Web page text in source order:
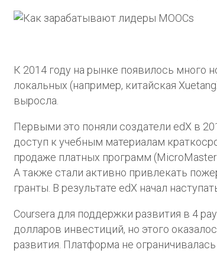
К 2014 году на рынке появилось много
локальных (например, китайская
выросла.
Первыми это поняли создатели edX в
доступ к учебным материалам
продаже платных программ
А также стали активно привлекать
гранты. В результате edX начал
Coursera для поддержки развития в 4
долларов инвестиций, но этого
развития. Платформа не